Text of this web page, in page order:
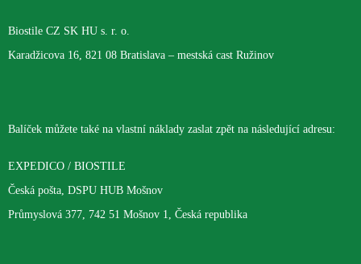
Biostile CZ SK HU s. r. o.
Karadžicova 16, 821 08 Bratislava – mestská cast Ružinov
Balíček můžete také na vlastní náklady zaslat zpět na následující adresu:
EXPEDICO / BIOSTILE
Česká pošta, DSPU HUB Mošnov
Průmyslová 377, 742 51 Mošnov 1, Česká republika